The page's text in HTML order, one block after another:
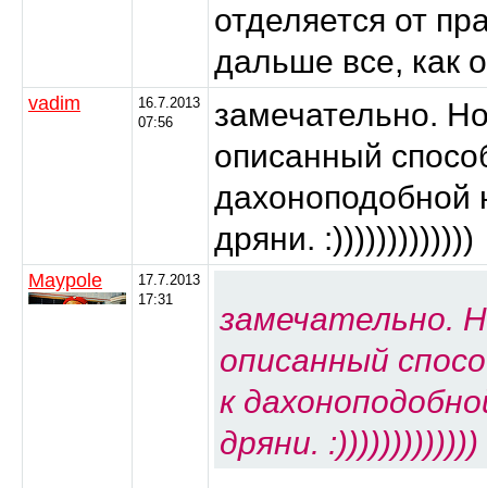
отделяется от
дальше все, как
vadim
16.7.2013
07:56
замечательно.
описанный
дахоноподобной
дряни. :)))))))))))))
Maypole
17.7.2013
17:31
замечательно.
описанный
к
дряни. :)))))))))))))